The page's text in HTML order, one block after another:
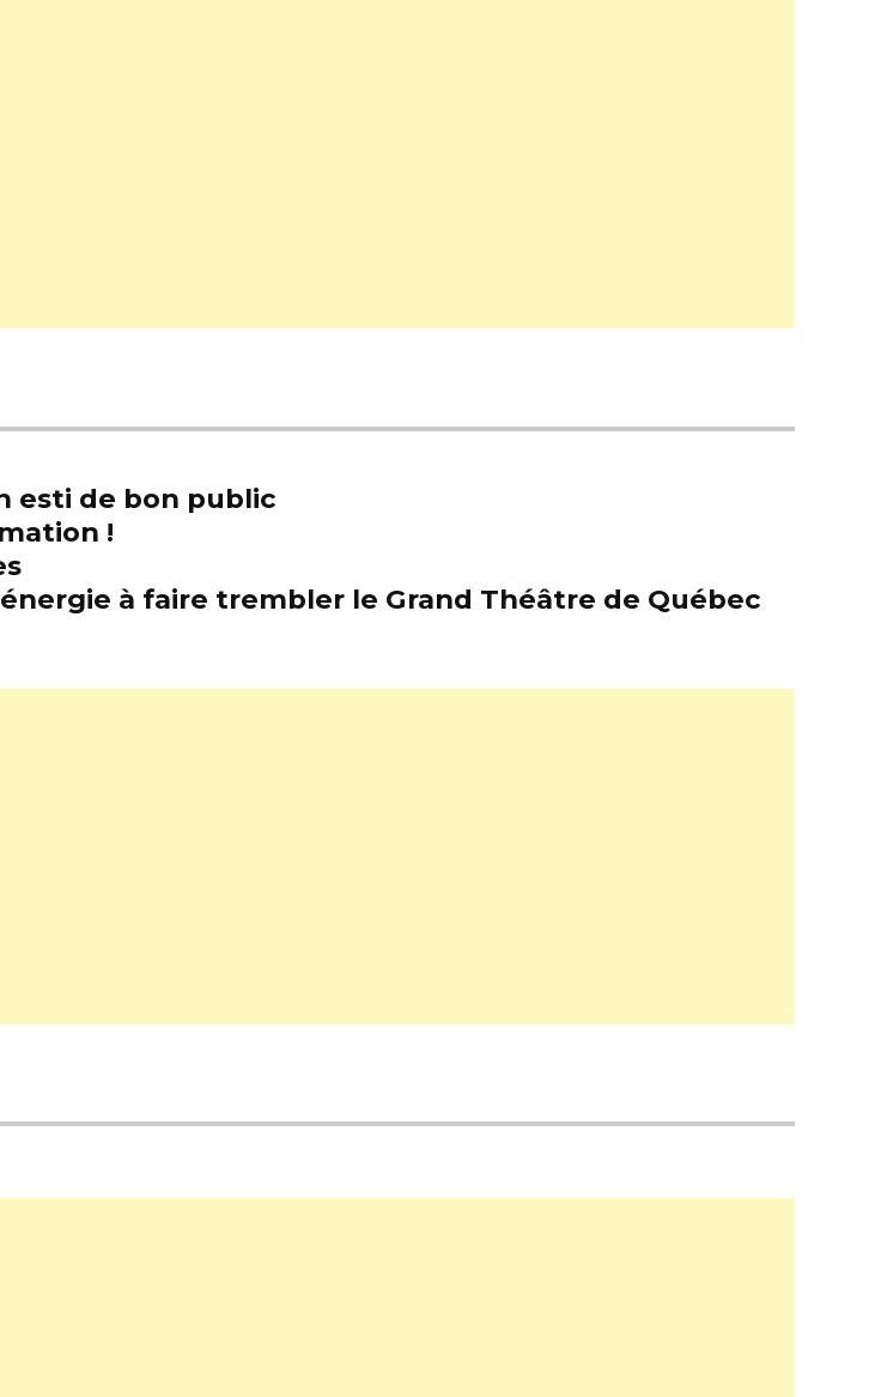
esti de bon public
!
à faire trembler le Grand Théâtre de Québec